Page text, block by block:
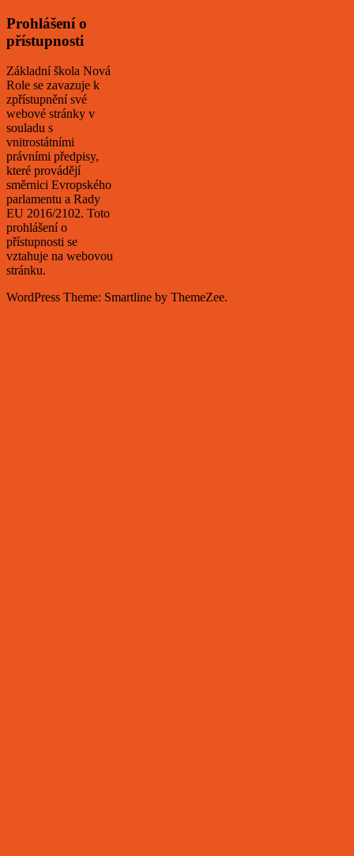
Prohlášení o
přístupnosti
Základní škola Nová
Role se zavazuje k
zpřístupnění své
webové stránky v
souladu s
vnitrostátními
právními předpisy,
které provádějí
směrnici Evropského
parlamentu a Rady
EU 2016/2102. Toto
prohlášení o
přístupnosti se
vztahuje na webovou
stránku.
WordPress Theme: Smartline by ThemeZee.